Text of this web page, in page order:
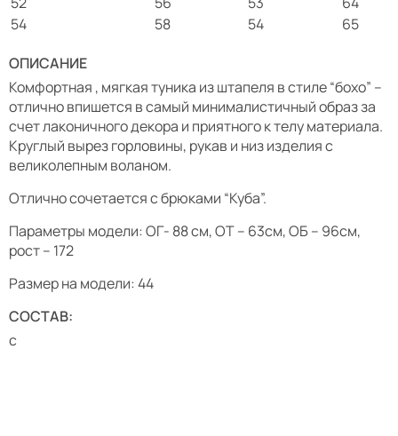
54
58 54
65
ОПИСАНИЕ
Комфортная , мягкая туника из штапеля в стиле “бохо” –
отлично впишется в самый минималистичный образ за
счет лаконичного декора и приятного к телу материала.
Круглый вырез горловины, рукав и низ изделия с
великолепным воланом.
Отлично сочетается с брюками “Куба”.
Параметры модели: ОГ- 88 см, ОТ – 63см, ОБ – 96см,
рост – 172
Размер на модели: 44
СОСТАВ:
с